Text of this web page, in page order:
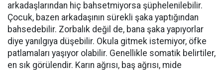
arkadaşlarından hiç bahsetmiyorsa şüphelenilebilir.
Çocuk, bazen arkadaşının sürekli şaka yaptığından
bahsedebilir. Zorbalık değil de, bana şaka yapıyorlar
diye yanılgıya düşebilir. Okula gitmek istemiyor, öfke
patlamaları yaşıyor olabilir. Genellikle somatik belirtiler,
en sık görülendir. Karın ağrısı, baş ağrısı, mide